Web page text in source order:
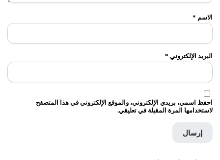
الاسم *
البريد الإلكتروني *
احفظ اسمي، بريدي الإلكتروني، والموقع الإلكتروني في هذا المتصفح
لاستخدامها المرة المقبلة في تعليقي.